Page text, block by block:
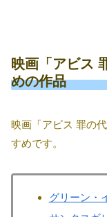
映画「アビス
めの作品
映画「アビス 罪の
すめです。
グリーン・